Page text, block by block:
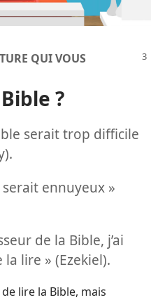
QUI VOUS
?
serait trop difficile
serait ennuyeux »
de la Bible, j’ai
lire » (Ezekiel).
lire la Bible, mais